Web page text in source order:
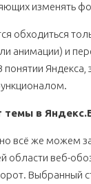
изменять
обходиться
анимации) и
Яндекса,
темы в
всё же можем
области веб-
Выбранный